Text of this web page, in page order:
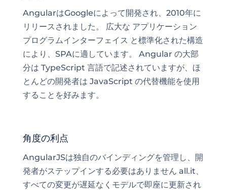
AngularはGoogleによって開発され、2010年に
リリースされました。 広大な アプリケーション
プログラムインターフェイス と標準化された構造
により、SPAに適しています。 Angular の大部
分は TypeScript 言語で記述されていますが、ほ
とんどの開発者は JavaScript の代替機能を使用
することを好みます。
角度の利点
AngularJSは独自のバインディングを管理し、開
発者がステップインする必要はありません all.it、
すべての変更が遅延なくモデルで即座に更新され